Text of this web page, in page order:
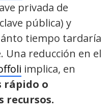
privada de
pública) y
tiempo tardaría
Una reducción en el
implica, en
rápido o
recursos.